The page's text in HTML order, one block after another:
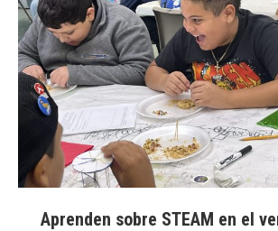
Aprenden sobre STEAM en el